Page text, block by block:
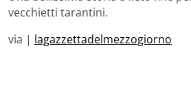
vecchietti tarantini.
via | lagazzettadelmezzogiorno